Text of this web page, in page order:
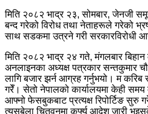
मिति २०८२ भाद्र २३, सोमबार, जेनजी
बन्द गरेको विरोध तथा नेताहरूले गरेको
साथ सडकमा उत्रने गरी सरकारविरोधी
मिति २०८२ भाद्र २४ गते, मंगलबार
अनलाइनका अध्यक्ष पत्रकार सन्तकुमार
लागि बजार झर्न आग्रह गर्नुभयो। म
गरेँ। सेतो नेपालको कार्यालयमा केही समय
आफ्नो फेसबुकबाट प्रत्यक्ष रिपोर्टिङ सुरु
त्यसबेला चितवनमा कर्फ्यू आदेश जारी